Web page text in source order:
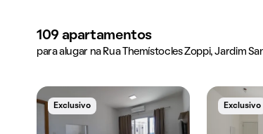
109 apartamentos
para alugar na Rua Themístocles Zoppi, Jardim
Exclusivo Exclusivo